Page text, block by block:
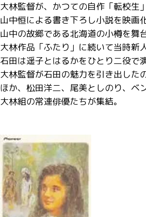
大林監督が、かつての自作「転校生
山中恒による書き下ろし小説を映画化
山中の故郷である北海道の小樽を舞
大林作品「ふたり」に続いて当時新
石田は遥子とはるかをひとり二役で
大林監督が石田の魅力を引き出した
ほか、松田洋二、尾美としのり、ベ
大林組の常連俳優たちが集結。